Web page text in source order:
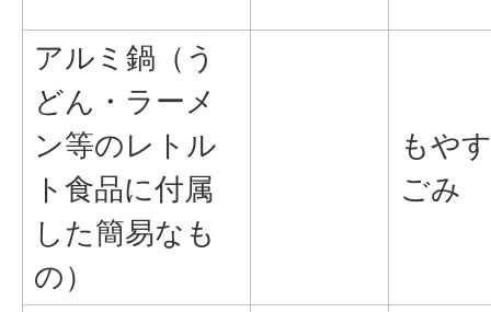
アルミ鍋（う
どん・ラーメ
ン等のレトル
ト食品に付属
した簡易なも
の）
もやす
ごみ